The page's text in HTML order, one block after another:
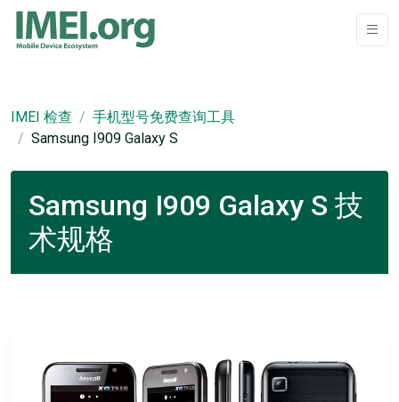
IMEI 检查
手机型号免费查询工具
Samsung I909 Galaxy S
Samsung I909 Galaxy S 技
术规格